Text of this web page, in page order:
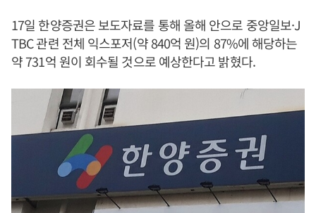
17일 한양증권은 보도자료를 통해 올해 안으로 중앙일보·J
TBC 관련 전체 익스포저(약 840억 원)의 87%에 해당하는
약 731억 원이 회수될 것으로 예상한다고 밝혔다.